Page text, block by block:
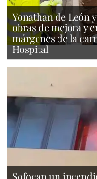
Yonathan de León
obras de mejora y
márgenes de la
Hospital
Sofocan un